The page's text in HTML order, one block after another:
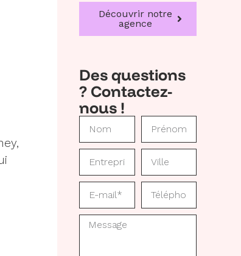
Découvrir notre
agence
Des questions
? Contactez-
nous !